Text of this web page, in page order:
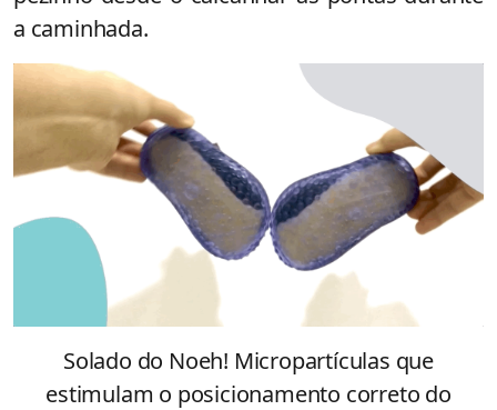
a caminhada.
Solado do Noeh! Micropartículas que
estimulam o posicionamento correto do